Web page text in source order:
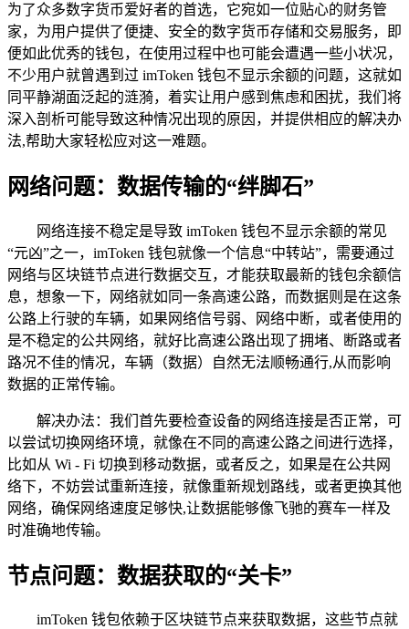
为了众多数字货币爱好者的首选，它宛如一位贴心的财务管
家，为用户提供了便捷、安全的数字货币存储和交易服务，即
便如此优秀的钱包，在使用过程中也可能会遭遇一些小状况，
不少用户就曾遇到过 imToken 钱包不显示余额的问题，这就如
同平静湖面泛起的涟漪，着实让用户感到焦虑和困扰，我们将
深入剖析可能导致这种情况出现的原因，并提供相应的解决办
法,帮助大家轻松应对这一难题。
网络问题：数据传输的“绊脚石”
网络连接不稳定是导致 imToken 钱包不显示余额的常见
“元凶”之一，imToken 钱包就像一个信息“中转站”，需要通过
网络与区块链节点进行数据交互，才能获取最新的钱包余额信
息，想象一下，网络就如同一条高速公路，而数据则是在这条
公路上行驶的车辆，如果网络信号弱、网络中断，或者使用的
是不稳定的公共网络，就好比高速公路出现了拥堵、断路或者
路况不佳的情况，车辆（数据）自然无法顺畅通行,从而影响
数据的正常传输。
解决办法：我们首先要检查设备的网络连接是否正常，可
以尝试切换网络环境，就像在不同的高速公路之间进行选择，
比如从 Wi - Fi 切换到移动数据，或者反之，如果是在公共网
络下，不妨尝试重新连接，就像重新规划路线，或者更换其他
网络，确保网络速度足够快,让数据能够像飞驰的赛车一样及
时准确地传输。
节点问题：数据获取的“关卡”
imToken 钱包依赖于区块链节点来获取数据，这些节点就